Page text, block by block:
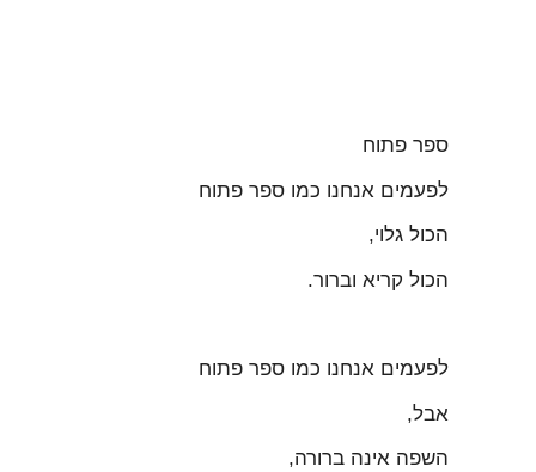
ספר פתוח
לפעמים אנחנו כמו ספר פתוח
הכול גלוי,
הכול קריא וברור.
לפעמים אנחנו כמו ספר פתוח
אבל,
השפה אינה ברורה,